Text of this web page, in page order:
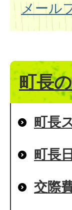
メール
町長
町長
町長
交際